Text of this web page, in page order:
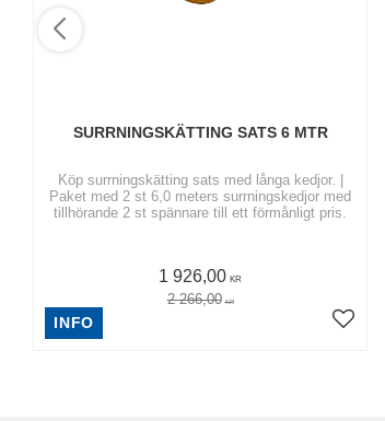
SURRNINGSKÄTTING SATS 6 MTR
Köp surrningskätting sats med långa kedjor. |
Paket med 2 st 6,0 meters surrningskedjor med
tillhörande 2 st spännare till ett förmånligt pris.
1 926,00 KR
2 266,00 KR
INFO